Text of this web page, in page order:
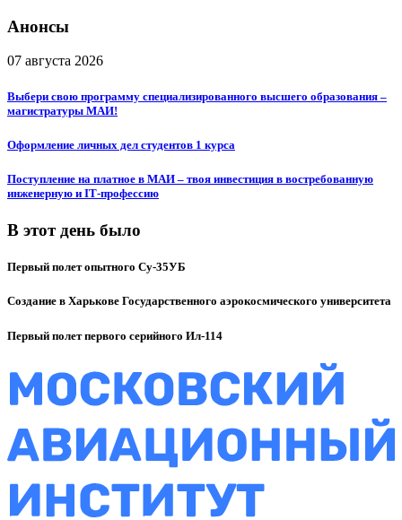
Анонсы
07 августа 2026
Выбери свою программу специализированного высшего образования –
магистратуры МАИ!
Оформление личных дел студентов 1 курса
Поступление на платное в МАИ – твоя инвестиция в востребованную
инженерную и IT‑профессию
В этот день было
Первый полет опытного Су-35УБ
Создание в Харькове Государственного аэрокосмического университета
Первый полет первого серийного Ил-114